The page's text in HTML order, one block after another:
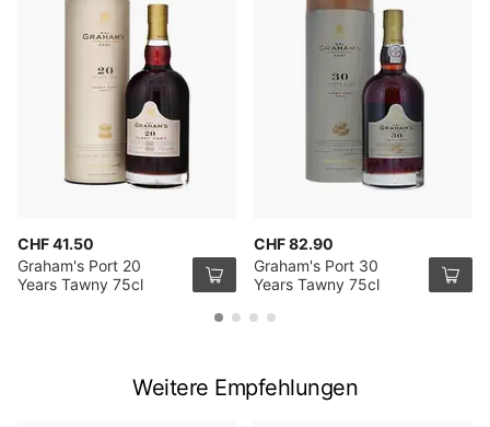
CHF 41.50
Graham's Port 20
Years Tawny 75cl
CHF 82.90
Graham's Port 30
Years Tawny 75cl
Weitere Empfehlungen